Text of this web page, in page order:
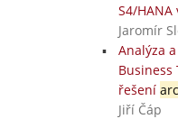
S4/
Jaromír
Analýza
Business
řešení
Jiří Čáp